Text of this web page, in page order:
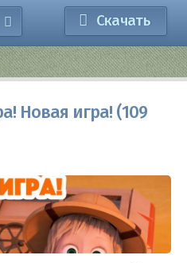
Скачать
Новая игра! (109